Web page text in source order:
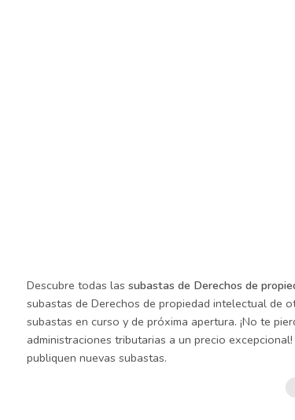
Descubre todas las subastas de Derechos de
subastas de Derechos de propiedad intelectual de
subastas en curso y de próxima apertura. ¡No te
administraciones tributarias a un precio
publiquen nuevas subastas.